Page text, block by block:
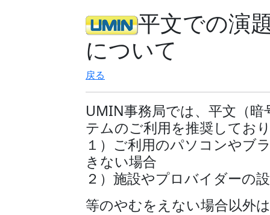
平文での演
について
戻る
UMIN事務局では、平文（
テムのご利用を推奨してお
１）ご利用のパソコンやブ
きない場合
２）施設やプロバイダーの
等のやむをえない場合以外